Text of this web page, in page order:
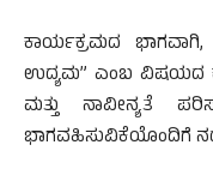
ಕಾರ್ಯಕ್ರಮದ ಭಾಗವಾಗಿ,
ಉದ್ಯಮ” ಎಂಬ ವಿಷಯದ
ಮತ್ತು ನಾವೀನ್ಯತೆ
ಭಾಗವಹಿಸುವಿಕೆಯೊಂದಿಗೆ